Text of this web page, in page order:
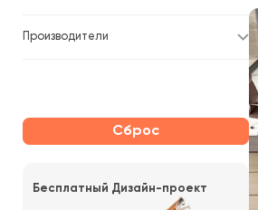
Производители
Сброс
Бесплатный Дизайн-проект